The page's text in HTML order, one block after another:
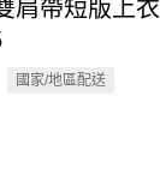
肩帶短版上衣
國家/地區配送